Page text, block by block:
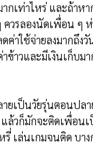
กเท่าไหร่ และถ้าห
วรลองนัดเพื่อน ๆ
ค่าใช้จ่ายลงมากถึง
ข้าวและมีเงินเก็บม
ยเป็นวัยรุ่นตอนปลา
แล้วก็มักจะติดเพื่อน
เล่นเกมจนติด บา